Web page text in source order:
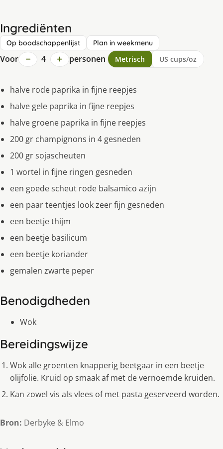
Ingrediënten
Op boodschappenlijst Plan in weekmenu
Voor − 4 + personen Metrisch US cups/oz
halve rode paprika in fijne reepjes
halve gele paprika in fijne reepjes
halve groene paprika in fijne reepjes
200 gr champignons in 4 gesneden
200 gr sojascheuten
1 wortel in fijne ringen gesneden
een goede scheut rode balsamico azijn
een paar teentjes look zeer fijn gesneden
een beetje thijm
een beetje basilicum
een beetje koriander
gemalen zwarte peper
Benodigdheden
Wok
Bereidingswijze
Wok alle groenten knapperig beetgaar in een beetje
olijfolie. Kruid op smaak af met de vernoemde kruiden.
Kan zowel vis als vlees of met pasta geserveerd worden.
Bron: Derbyke & Elmo